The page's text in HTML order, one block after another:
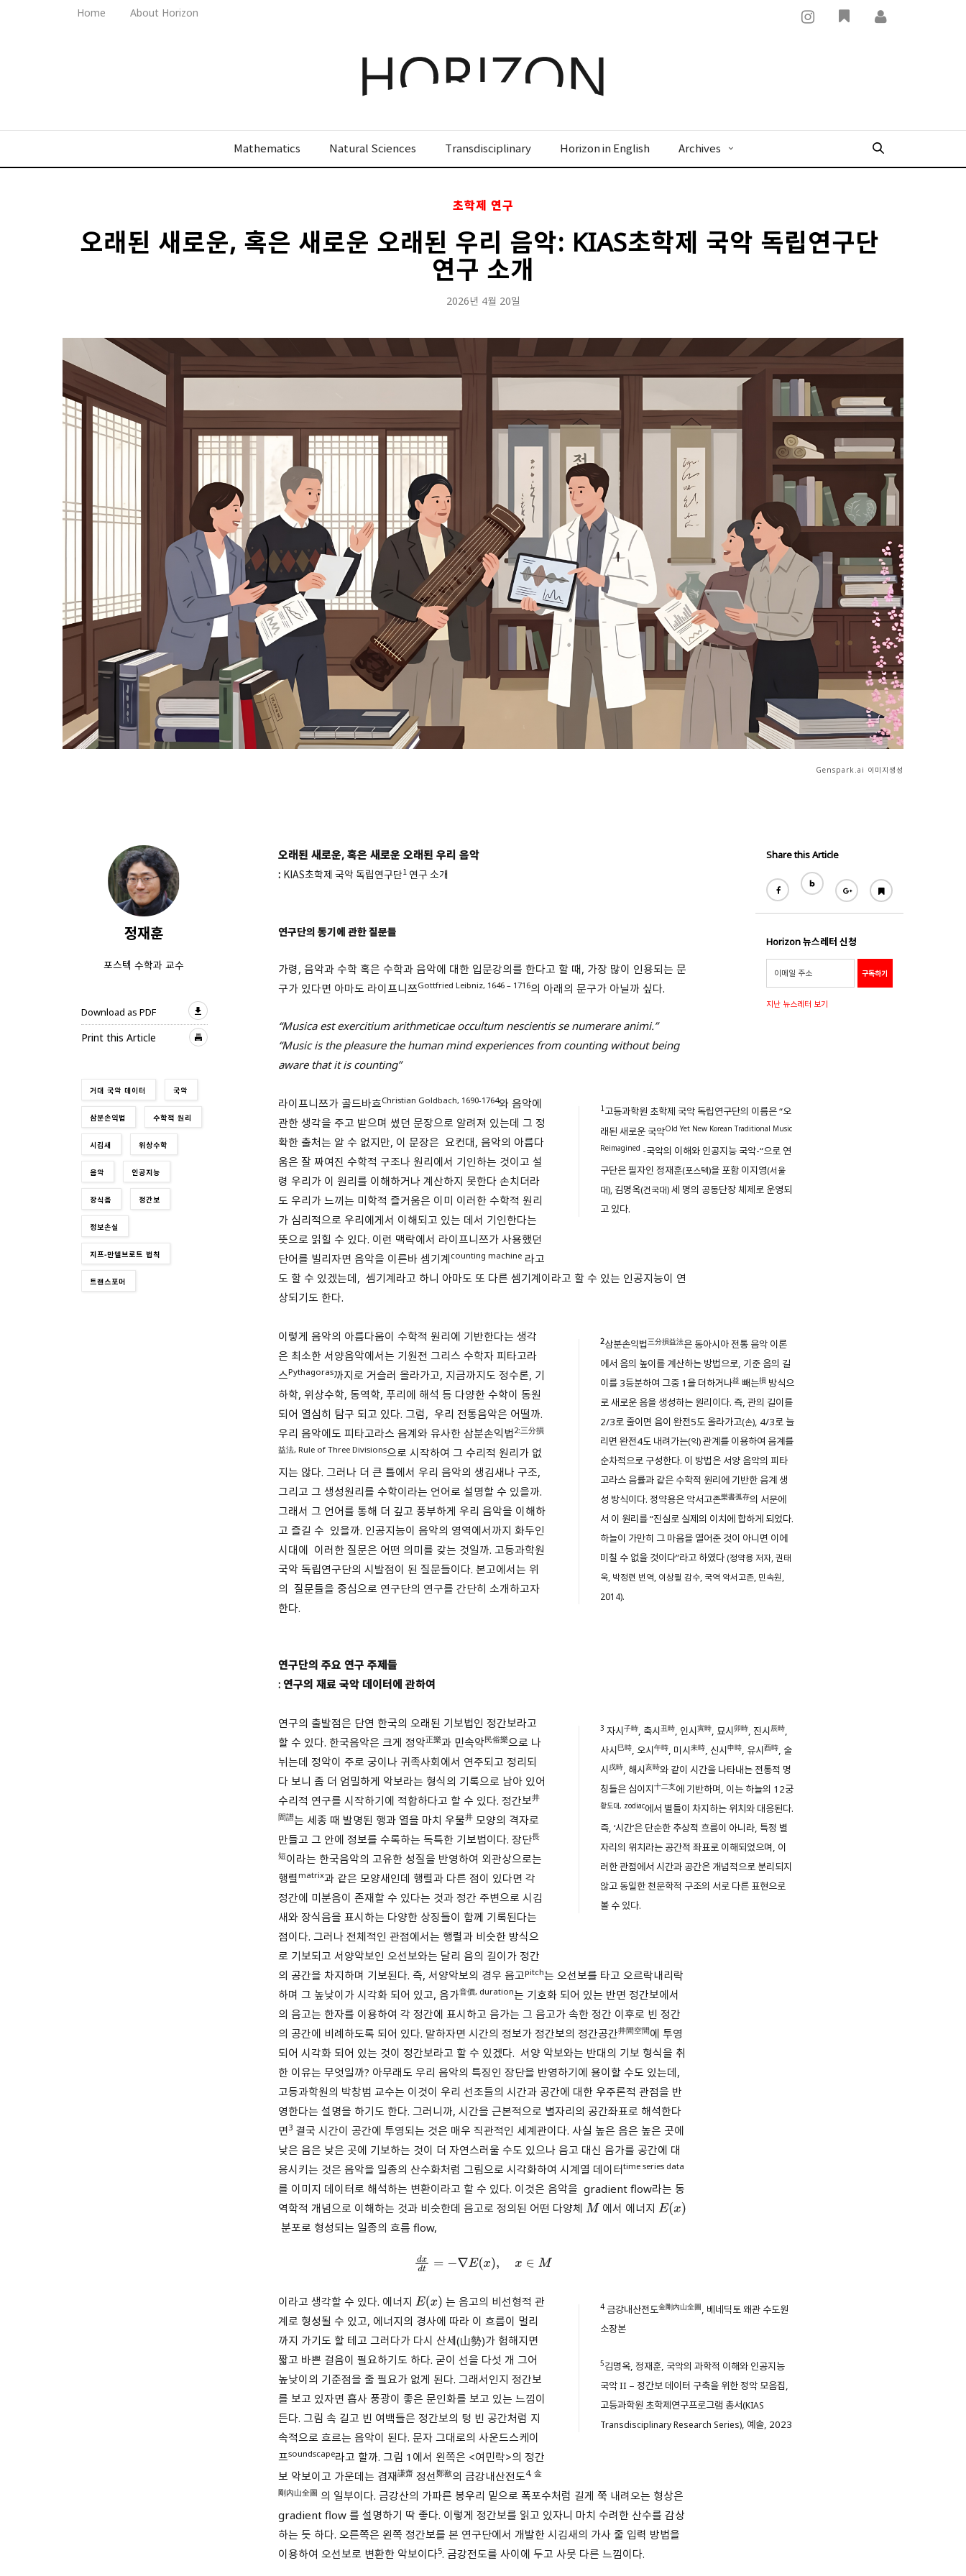
Home About Horizon
Mathematics Natural Sciences Transdisciplinary Horizon in English Archives
초학제 연구
오래된 새로운, 혹은 새로운 오래된 우리 음악: KIAS초학제 국악 독립연구단
연구 소개
2026년 4월 20일
Genspark.ai 이미지생성
정재훈
포스텍 수학과 교수
Download as PDF
Print this Article
거대 국악 데이터 국악
삼분손익법 수학적 원리
시김새 위상수학
음악 인공지능
장식음 정간보
정보손실
지프-만델브로트 법칙
트랜스포머
오래된 새로운, 혹은 새로운 오래된 우리 음악
: KIAS초학제 국악 독립연구단1 연구 소개
연구단의 동기에 관한 질문들
가령, 음악과 수학 혹은 수학과 음악에 대한 입문강의를 한다고 할 때, 가장 많이 인용되는 문
구가 있다면 아마도 라이프니쯔Gottfried Leibniz, 1646 – 1716의 아래의 문구가 아닐까 싶다.
“Musica est exercitium arithmeticae occultum nescientis se numerare animi.”
“Music is the pleasure the human mind experiences from counting without being
aware that it is counting”
1고등과학원 초학제 국악 독립연구단의 이름은 “오
래된 새로운 국악Old Yet New Korean Traditional Music
Reimagined -국악의 이해와 인공지능 국악-“으로 연
구단은 필자인 정재훈(포스텍)을 포함 이지영(서울
대), 김명옥(건국대)세 명의 공동단장 체제로 운영되
고 있다.
라이프니쯔가 골드바흐Christian Goldbach, 1690-1764와 음악에
관한 생각을 주고 받으며 썼던 문장으로 알려져 있는데 그 정
확한 출처는 알 수 없지만, 이 문장은 요컨대, 음악의 아름다
움은 잘 짜여진 수학적 구조나 원리에서 기인하는 것이고 설
령 우리가 이 원리를 이해하거나 계산하지 못한다 손치더라
도 우리가 느끼는 미학적 즐거움은 이미 이러한 수학적 원리
가 심리적으로 우리에게서 이해되고 있는 데서 기인한다는
뜻으로 읽힐 수 있다. 이런 맥락에서 라이프니쯔가 사용했던
단어를 빌리자면 음악을 이른바 셈기계 counting machine 라고
도 할 수 있겠는데, 셈기계라고 하니 아마도 또 다른 셈기계이라고 할 수 있는 인공지능이 연
상되기도 한다.
2삼분손익법三分損益法은 동아시아 전통 음악 이론
에서 음의 높이를 계산하는 방법으로, 기준 음의 길
이를 3등분하여 그중 1을 더하거나益 빼는損 방식으
로 새로운 음을 생성하는 원리이다. 즉, 관의 길이를
2/3로 줄이면 음이 완전5도 올라가고(손), 4/3로 늘
리면 완전4도 내려가는(익)관계를 이용하여 음계를
순차적으로 구성한다. 이 방법은 서양 음악의 피타
고라스 음률과 같은 수학적 원리에 기반한 음계 생
성 방식이다. 정약용은 악서고존樂書孤存의 서문에
서 이 원리를 “진실로 실제의 이치에 합하게 되었다.
하늘이 가만히 그 마음을 열어준 것이 아니면 이에
미칠 수 없을 것이다”라고 하였다(정약용 저자, 권태
욱, 박정련 번역, 이상필 감수, 국역 악서고존, 민속원,
2014).
이렇게 음악의 아름다움이 수학적 원리에 기반한다는 생각
은 최소한 서양음악에서는 기원전 그리스 수학자 피타고라
스Pythagoras까지로 거슬러 올라가고, 지금까지도 정수론, 기
하학, 위상수학, 동역학, 푸리에 해석 등 다양한 수학이 동원
되어 열심히 탐구 되고 있다. 그럼, 우리 전통음악은 어떨까.
우리 음악에도 피타고라스 음계와 유사한 삼분손익법2:三分損
益法, Rule of Three Divisions으로 시작하여 그 수리적 원리가 없
지는 않다. 그러나 더 큰 틀에서 우리 음악의 생김새나 구조,
그리고 그 생성원리를 수학이라는 언어로 설명할 수 있을까.
그래서 그 언어를 통해 더 깊고 풍부하게 우리 음악을 이해하
고 즐길 수 있을까. 인공지능이 음악의 영역에서까지 화두인
시대에 이러한 질문은 어떤 의미를 갖는 것일까. 고등과학원
국악 독립연구단의 시발점이 된 질문들이다. 본고에서는 위
의 질문들을 중심으로 연구단의 연구를 간단히 소개하고자
한다.
연구단의 주요 연구 주제들
: 연구의 재료 국악 데이터에 관하여
3 자시子時, 축시丑時, 인시寅時, 묘시卯時, 진시辰時,
사시巳時, 오시午時, 미시未時, 신시申時, 유시酉時, 술
시戌時, 해시亥時와 같이 시간을 나타내는 전통적 명
칭들은 십이지十二支에 기반하며, 이는 하늘의 12궁
황도대, zodiac에서 별들이 차지하는 위치와 대응된다.
즉, ‘시간’은 단순한 추상적 흐름이 아니라, 특정 별
자리의 위치라는 공간적 좌표로 이해되었으며, 이
러한 관점에서 시간과 공간은 개념적으로 분리되지
않고 동일한 천문학적 구조의 서로 다른 표현으로
볼 수 있다.
연구의 출발점은 단연 한국의 오래된 기보법인 정간보라고
할 수 있다. 한국음악은 크게 정악正樂과 민속악民俗樂으로 나
뉘는데 정악이 주로 궁이나 귀족사회에서 연주되고 정리되
다 보니 좀 더 엄밀하게 악보라는 형식의 기록으로 남아 있어
수리적 연구를 시작하기에 적합하다고 할 수 있다. 정간보井
間譜는 세종 때 발명된 행과 열을 마치 우물井 모양의 격자로
만들고 그 안에 정보를 수록하는 독특한 기보법이다. 장단長
短이라는 한국음악의 고유한 성질을 반영하여 외관상으로는
행렬matrix과 같은 모양새인데 행렬과 다른 점이 있다면 각
정간에 미분음이 존재할 수 있다는 것과 정간 주변으로 시김
새와 장식음을 표시하는 다양한 상징들이 함께 기록된다는
점이다. 그러나 전체적인 관점에서는 행렬과 비슷한 방식으
로 기보되고 서양악보인 오선보와는 달리 음의 길이가 정간
의 공간을 차지하며 기보된다. 즉, 서양악보의 경우 음고pitch는 오선보를 타고 오르락내리락
하며 그 높낮이가 시각화 되어 있고, 음가音價, duration는 기호화 되어 있는 반면 정간보에서
의 음고는 한자를 이용하여 각 정간에 표시하고 음가는 그 음고가 속한 정간 이후로 빈 정간
의 공간에 비례하도록 되어 있다. 말하자면 시간의 정보가 정간보의 정간공간井間空間에 투영
되어 시각화 되어 있는 것이 정간보라고 할 수 있겠다. 서양 악보와는 반대의 기보 형식을 취
한 이유는 무엇일까? 아무래도 우리 음악의 특징인 장단을 반영하기에 용이할 수도 있는데,
고등과학원의 박창범 교수는 이것이 우리 선조들의 시간과 공간에 대한 우주론적 관점을 반
영한다는 설명을 하기도 한다. 그러니까, 시간을 근본적으로 별자리의 공간좌표로 해석한다
면3 결국 시간이 공간에 투영되는 것은 매우 직관적인 세계관이다. 사실 높은 음은 높은 곳에
낮은 음은 낮은 곳에 기보하는 것이 더 자연스러울 수도 있으나 음고 대신 음가를 공간에 대
응시키는 것은 음악을 일종의 산수화처럼 그림으로 시각화하여 시계열 데이터time series data
를 이미지 데이터로 해석하는 변환이라고 할 수 있다. 이것은 음악을 gradient flow라는 동
역학적 개념으로 이해하는 것과 비슷한데 음고로 정의된 어떤 다양체 M 에서 에너지 E(x)
분포로 형성되는 일종의 흐름 flow,
dxd t=−∇E(x),x∈M
4 금강내산전도金剛內山全圖, 베네딕토 왜관 수도원
소장본
5김명옥, 정재훈, 국악의 과학적 이해와 인공지능
국악 II – 정간보 데이터 구축을 위한 정악 모음집,
고등과학원 초학제연구프로그램 총서(KIAS
Transdisciplinary Research Series), 예솔, 2023
이라고 생각할 수 있다. 에너지 E(x)
는 음고의 비선형적 관
계로 형성될 수 있고, 에너지의 경사에 따라 이 흐름이 멀리
까지 가기도 할 테고 그러다가 다시 산세(山勢)가 험해지면
짧고 바쁜 걸음이 필요하기도 하다. 굳이 선을 다섯 개 그어
높낮이의 기준점을 줄 필요가 없게 된다. 그래서인지 정간보
를 보고 있자면 흡사 풍광이 좋은 문인화를 보고 있는 느낌이
든다. 그림 속 길고 빈 여백들은 정간보의 텅 빈 공간처럼 지
속적으로 흐르는 음악이 된다. 문자 그대로의 사운드스케이
프soundscape라고 할까. 그림 1에서 왼쪽은 <여민락>의 정간
보 악보이고 가운데는 겸재謙齋 정선鄭敾의 금강내산전도4, 金
剛內山全圖 의 일부이다. 금강산의 가파른 봉우리 밑으로 폭포수처럼 길게 쭉 내려오는 형상은
gradient flow 를 설명하기 딱 좋다. 이렇게 정간보를 읽고 있자니 마치 수려한 산수를 감상
하는 듯 하다. 오른쪽은 왼쪽 정간보를 본 연구단에서 개발한 시김새의 가사 줄 입력 방법을
이용하여 오선보로 변환한 악보이다5. 금강전도를 사이에 두고 사뭇 다른 느낌이다.
Share this Article
Horizon 뉴스레터 신청
지난 뉴스레터 보기
로그인 상태 유지 비밀번호 찾기 회원가입
로그인
소셜 계정으로 로그인할 수 있습니다.
가입 시 사용하신 이메일 주소를 입력하시면
비밀번호 재설정 방법을 이메일로 안내해 드립니
보내기
x
회원 가입을 통해 더 많은 정보를 받아보세요.
이메일 인증
입력하신 이메일 주소
로
인증 메일이 발송 되었습니다.
회원 가입을 완료해 주세요.
x
STEP STEP
가입하신 이메일 주소로 로그인 후 서비스를 이용해주세요.
회원 가입을 통해 더 많은 정보를 받아보세요.
이메일 인증
등록하실 이메일 주소를 입력해 주세요.
회원가입 약관 동의
개인정보의 수집 및 이용 안내 동의 상세보기
본인은 만 14세 이상입니다.
취소 다음